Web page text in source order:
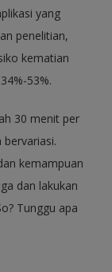
yang
penelitian,
kematian
53%.
30 menit per
bervariasi.
kemampuan
dan lakukan
Tunggu apa